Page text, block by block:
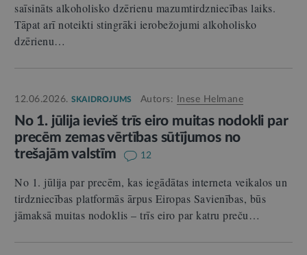
saīsināts alkoholisko dzērienu mazumtirdzniecības laiks.
Tāpat arī noteikti stingrāki ierobežojumi alkoholisko
dzērienu…
12.06.2026. SKAIDROJUMS Autors: Inese Helmane
No 1. jūlija ievieš trīs eiro muitas nodokli par
precēm zemas vērtības sūtījumos no
trešajām valstīm
12
No 1. jūlija par precēm, kas iegādātas interneta veikalos un
tirdzniecības platformās ārpus Eiropas Savienības, būs
jāmaksā muitas nodoklis – trīs eiro par katru preču…